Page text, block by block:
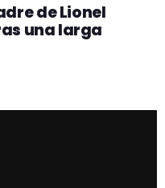
de Lionel
una larga